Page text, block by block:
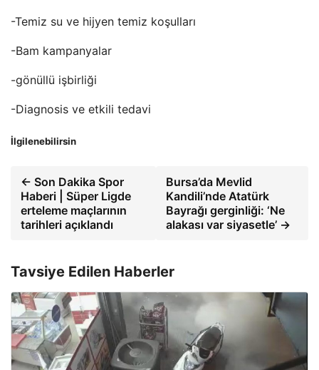
-Temiz su ve hijyen temiz koşulları
-Bam kampanyalar
-gönüllü işbirliği
-Diagnosis ve etkili tedavi
İlgilenebilirsin
← Son Dakika Spor
Haberi | Süper Ligde
erteleme maçlarının
tarihleri açıklandı
Bursa’da Mevlid
Kandili’nde Atatürk
Bayrağı gerginliği: ‘Ne
alakası var siyasetle’ →
Tavsiye Edilen Haberler